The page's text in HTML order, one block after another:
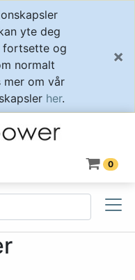
yte deg
fortsette og
normalt
mer om vår
her.
×
0